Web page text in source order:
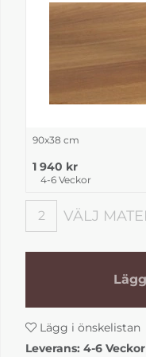
90x38 cm
1 940 kr
4-6 Veckor
Välj material
2 VÄLJ
Lägg i önskelistan
Leverans: 4-6 Veckor